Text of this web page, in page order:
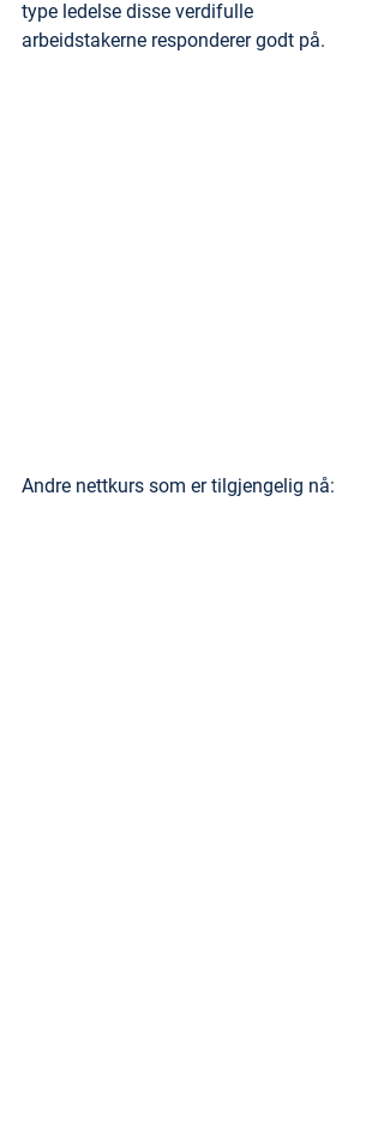
type ledelse disse verdifulle
arbeidstakerne responderer godt på.
Andre nettkurs som er tilgjengelig nå: